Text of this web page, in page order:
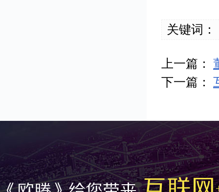
关键词：
上一篇：
下一篇：